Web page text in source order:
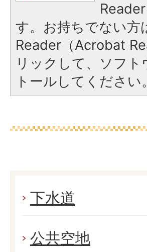
す。お持ちでない方
Reader（Acrobat
リックして、ソフ
トールしてください。
下水道
公共空地